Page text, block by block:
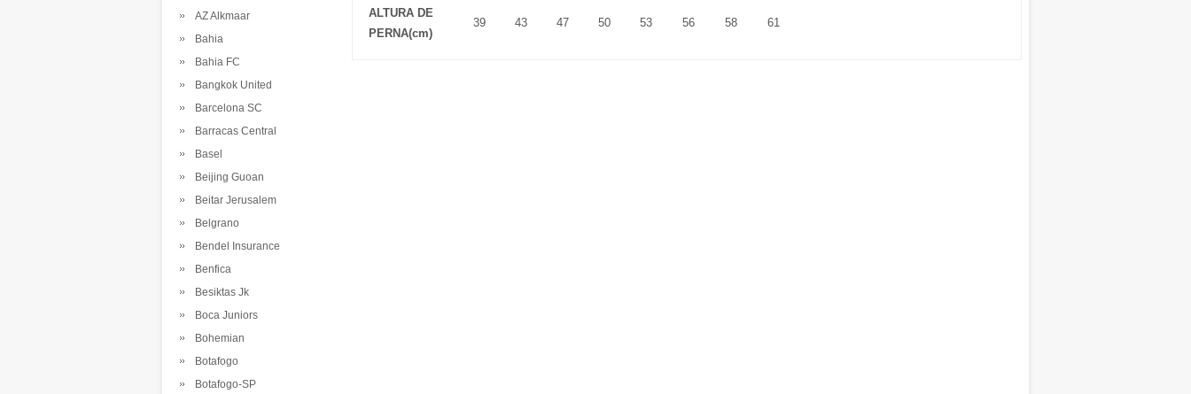
AZ Alkmaar
Bahia
Bahia FC
Bangkok United
Barcelona SC
Barracas Central
Basel
Beijing Guoan
Beitar Jerusalem
Belgrano
Bendel Insurance
Benfica
Besiktas Jk
Boca Juniors
Bohemian
Botafogo
Botafogo-SP
ALTURA DE
PERNA(cm)
39 43 47 50 53 56 58 61